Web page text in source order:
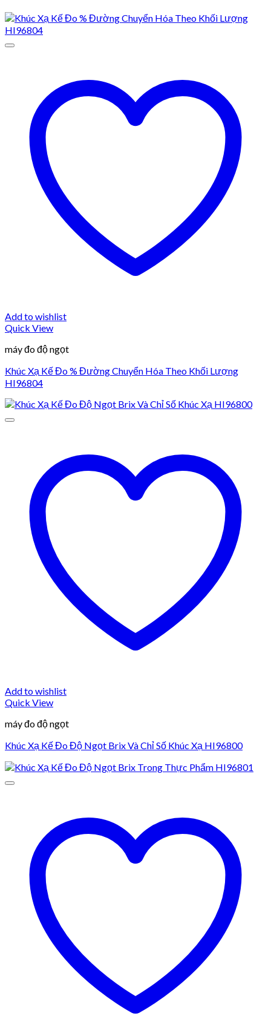
Add to wishlist
Quick View
máy đo độ ngọt
Khúc Xạ Kế Đo % Đường Chuyển Hóa Theo Khối Lượng
HI96804
Add to wishlist
Quick View
máy đo độ ngọt
Khúc Xạ Kế Đo Độ Ngọt Brix Và Chỉ Số Khúc Xạ HI96800